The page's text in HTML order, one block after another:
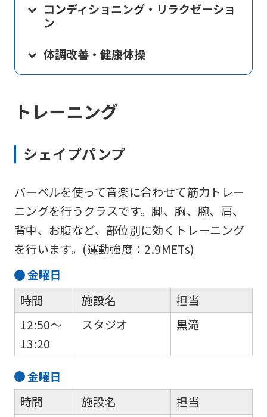
コンディショニング・リラクゼーショ
ン
体調改善・健康体操
トレーニング
シェイプパンプ
バーベルを使って音楽に合わせて筋力トレー
ニングを行うクラスです。脚、胸、腕、肩、
背中、お腹など、部位別に効くトレーニング
を行います。(運動強度：2.9METs)
金曜日
時間
12:50～
13:20
施設名
スタジオ
担当
黒滝
金曜日
時間
施設名
担当